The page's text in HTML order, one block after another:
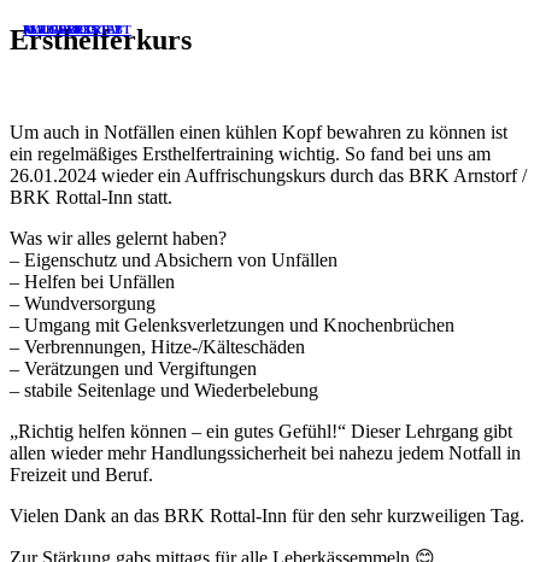
Ersthelferkurs
Um auch in Notfällen einen kühlen Kopf bewahren zu können ist
ein regelmäßiges Ersthelfertraining wichtig. So fand bei uns am
26.01.2024 wieder ein Auffrischungskurs durch das BRK Arnstorf /
BRK Rottal-Inn statt.
Was wir alles gelernt haben?
– Eigenschutz und Absichern von Unfällen
– Helfen bei Unfällen
– Wundversorgung
– Umgang mit Gelenksverletzungen und Knochenbrüchen
– Verbrennungen, Hitze-/Kälteschäden
– Verätzungen und Vergiftungen
– stabile Seitenlage und Wiederbelebung
„Richtig helfen können – ein gutes Gefühl!“ Dieser Lehrgang gibt
allen wieder mehr Handlungssicherheit bei nahezu jedem Notfall in
Freizeit und Beruf.
Vielen Dank an das BRK Rottal-Inn für den sehr kurzweiligen Tag.
Zur Stärkung gabs mittags für alle Leberkässemmeln 😊
ALLGEMEIN
FARBWERKSTATT
MALERBETRIEB